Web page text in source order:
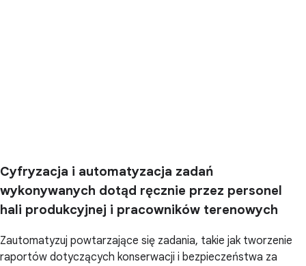
Cyfryzacja i automatyzacja zadań
wykonywanych dotąd ręcznie przez personel
hali produkcyjnej i pracowników terenowych
Zautomatyzuj powtarzające się zadania, takie jak tworzenie
raportów dotyczących konserwacji i bezpieczeństwa za